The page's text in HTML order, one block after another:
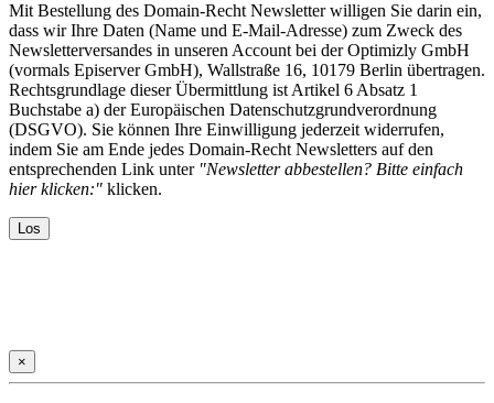
Mit Bestellung des Domain-Recht Newsletter willigen Sie darin ein,
dass wir Ihre Daten (Name und E-Mail-Adresse) zum Zweck des
Newsletterversandes in unseren Account bei der Optimizly GmbH
(vormals Episerver GmbH), Wallstraße 16, 10179 Berlin übertragen.
Rechtsgrundlage dieser Übermittlung ist Artikel 6 Absatz 1
Buchstabe a) der Europäischen Datenschutzgrundverordnung
(DSGVO). Sie können Ihre Einwilligung jederzeit widerrufen,
indem Sie am Ende jedes Domain-Recht Newsletters auf den
entsprechenden Link unter "Newsletter abbestellen? Bitte einfach
hier klicken:" klicken.
×